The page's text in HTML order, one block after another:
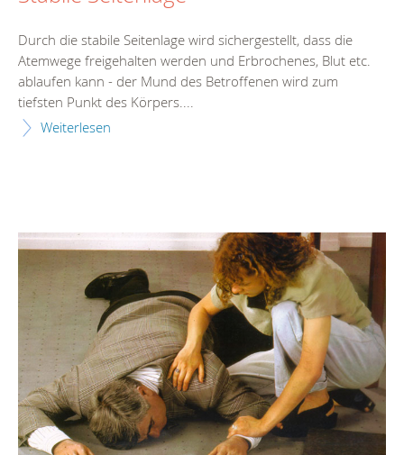
Durch die stabile Seitenlage wird sichergestellt, dass die
Atemwege freigehalten werden und Erbrochenes, Blut etc.
ablaufen kann - der Mund des Betroffenen wird zum
tiefsten Punkt des Körpers....
Weiterlesen